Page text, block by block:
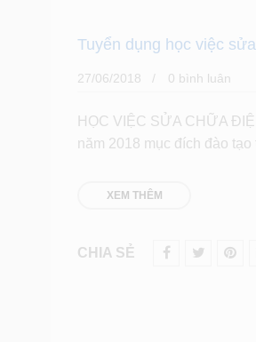
Tuyển dụng học việc
27/06/2018 0 bình luân
HỌC VIỆC SỬA CHỮA
năm 2018 mục đích đào
XEM THÊM
CHIA SẺ